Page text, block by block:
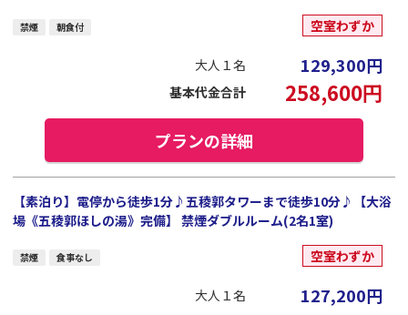
禁煙 朝食付 空室わずか
大人１名 129,300円
基本代金合計 258,600円
プランの詳細
【素泊り】電停から徒歩1分♪五稜郭タワーまで徒歩10分♪【大浴
場《五稜郭ほしの湯》完備】 禁煙ダブルルーム(2名1室)
禁煙 食事なし 空室わずか
大人１名 127,200円